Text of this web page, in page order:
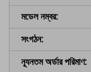
মডেল নম্বর:
সংগঠন:
ন্যূনতম অর্ডার পরিমাণ: